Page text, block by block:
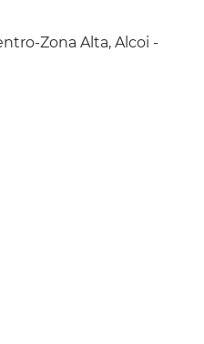
Zona Alta, Alcoi -